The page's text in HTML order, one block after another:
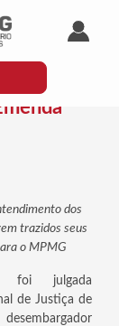
Área
de
dos
trazidos seus
o MPMG
foi julgada
de Justiça de